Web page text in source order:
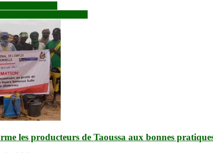
les producteurs de Taoussa aux bonnes